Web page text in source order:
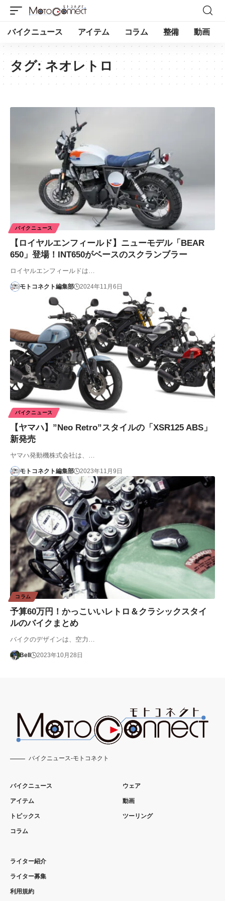
バイクニュース アイテム コラム 整備 動画
タグ: ネオレトロ
バイクニュース
【ロイヤルエンフィールド】ニューモデル「BEAR
650」登場！INT650がベースのスクランブラー
ロイヤルエンフィールドは…
モトコネクト編集部 2024年11月6日
バイクニュース
【ヤマハ】”Neo Retro”スタイルの「XSR125 ABS」
新発売
ヤマハ発動機株式会社は、…
モトコネクト編集部 2023年11月9日
コラム
予算60万円！かっこいいレトロ＆クラシックスタイ
ルのバイクまとめ
バイクのデザインは、空力…
Bell 2023年10月28日
バイクニュース-モトコネクト
バイクニュース
アイテム
トピックス
コラム
ウェア
動画
ツーリング
ライター紹介
ライター募集
利用規約